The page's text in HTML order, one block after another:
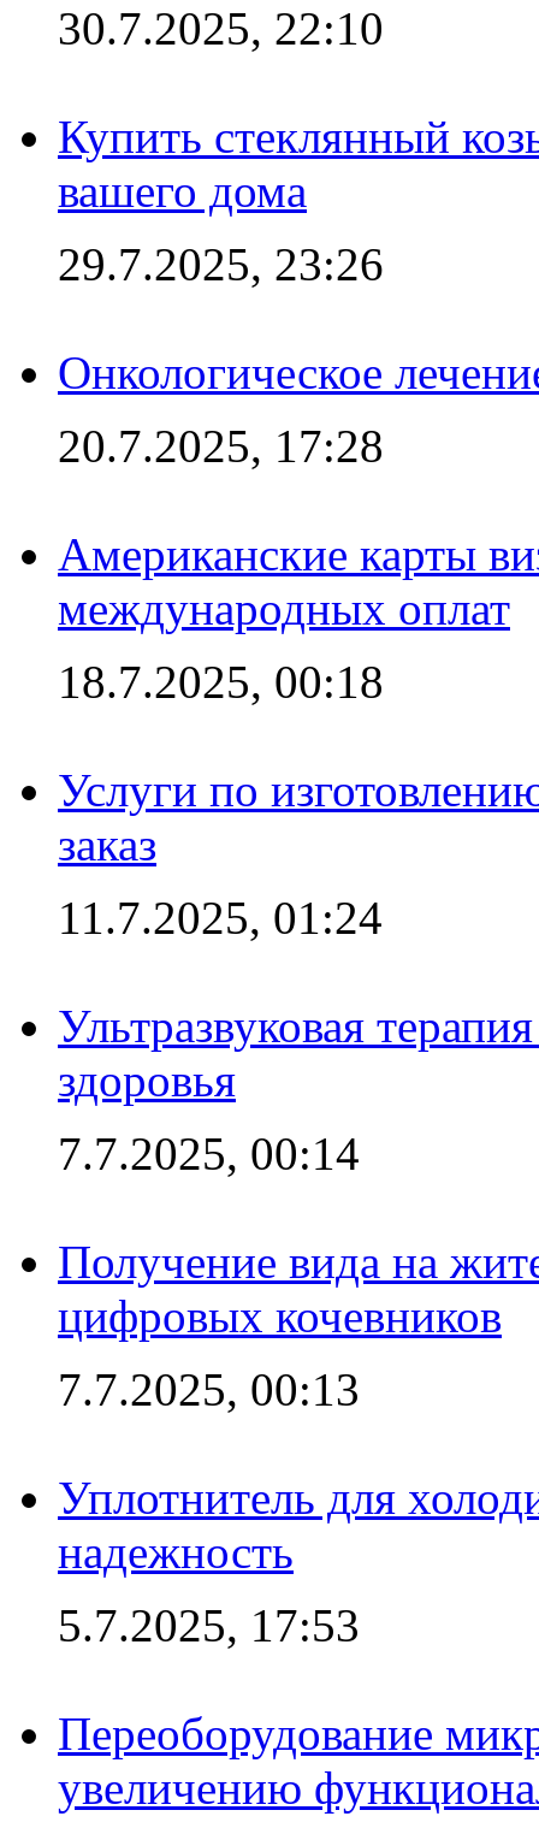
30.7.2025, 22:10
Купить стеклянный
вашего дома
29.7.2025, 23:26
Онкологическое
20.7.2025, 17:28
Американские карты
международных оплат
18.7.2025, 00:18
Услуги по
заказ
11.7.2025, 01:24
Ультразвуковая
здоровья
7.7.2025, 00:14
Получение вида на
цифровых кочевников
7.7.2025, 00:13
Уплотнитель для
надежность
5.7.2025, 17:53
Переоборудование
увеличению